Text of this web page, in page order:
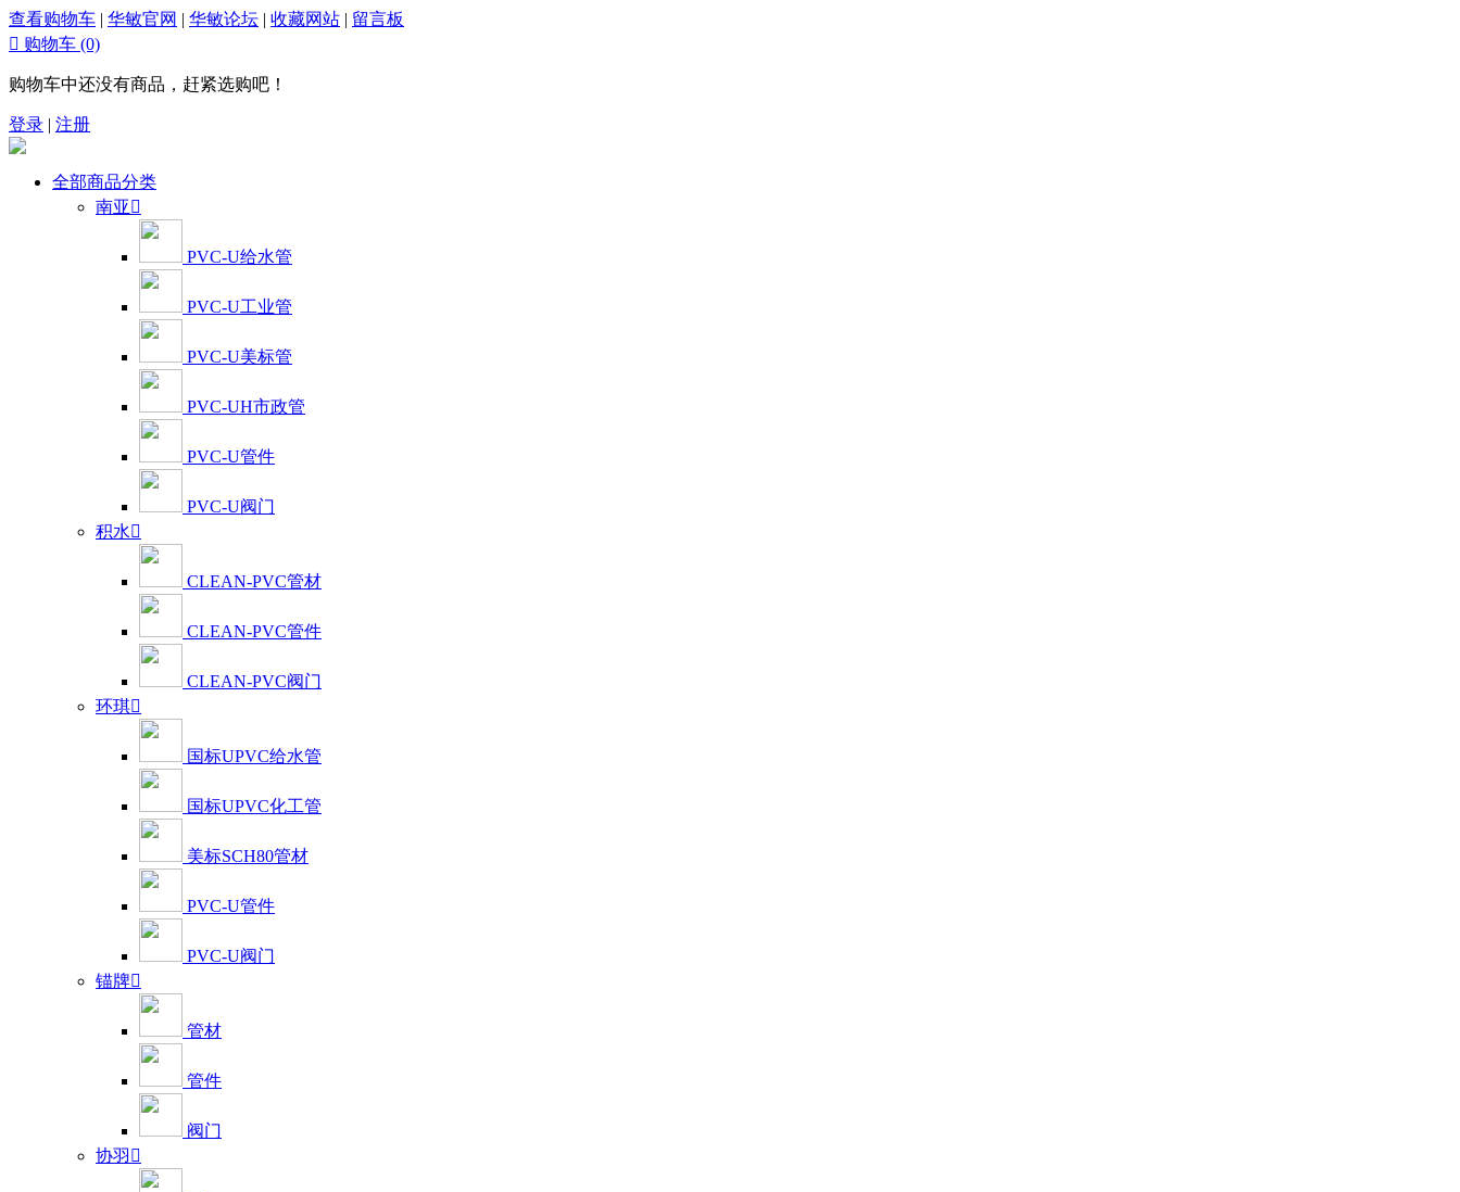
查看购物车 | 华敏官网 | 华敏论坛 | 收藏网站 | 留言板
 购物车 (0)
购物车中还没有商品，赶紧选购吧！
登录 | 注册
全部商品分类
南亚 
PVC-U给水管
PVC-U工业管
PVC-U美标管
PVC-UH市政管
PVC-U管件
PVC-U阀门
积水
CLEAN-PVC管材
CLEAN-PVC管件
CLEAN-PVC阀门
环琪
国标UPVC给水管
国标UPVC化工管
美标SCH80管材
PVC-U管件
PVC-U阀门
锚牌
管材
管件
阀门
协羽 